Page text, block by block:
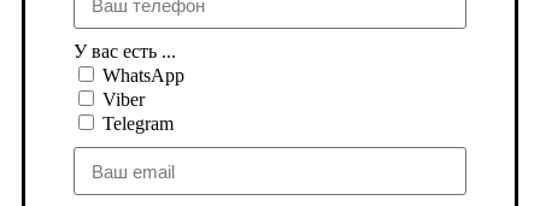
У вас есть ...
WhatsApp
Viber
Telegram